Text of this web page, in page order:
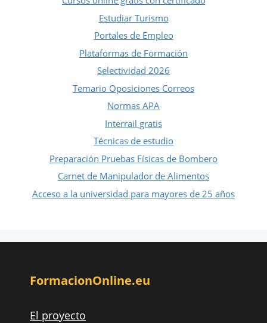
Estudiar Turismo
Portales de Empleo
Plataformas de Formación
Selectividad 2026
Temario Oposiciones Correos
Normas APA
Interrail gratis
Técnicas de estudio
Preparación Pruebas Físicas de Bombero
Carnet de Manipulador de Alimentos
Acceso a la universidad para mayores de 25 años
FormacionOnline.eu
El proyecto